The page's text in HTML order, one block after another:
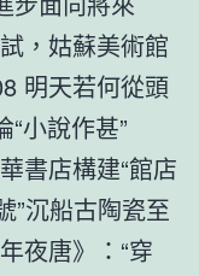
，姑蘇美術館
明天若何從頭
小說作甚”
書店構建“館店
”沉船古陶瓷至
夜唐》：“穿